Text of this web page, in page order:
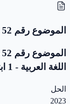
الموضوع رقم 52
اللغة العربية - 1 ابتدائي
الحل
2023